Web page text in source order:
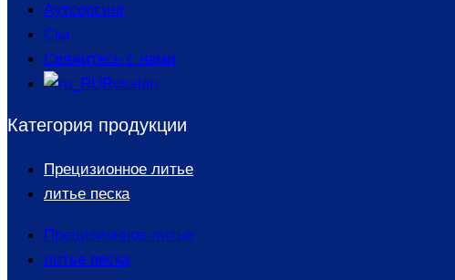
Аутсорсинг
Ска
Свяжитесь с нами
Russian
Категория продукции
Прецизионное литье
литье песка
Прецизионное литье
литье песка